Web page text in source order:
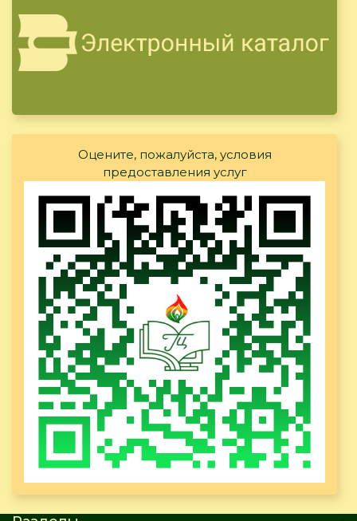
Оцените, пожалуйста, условия
предоставления услуг